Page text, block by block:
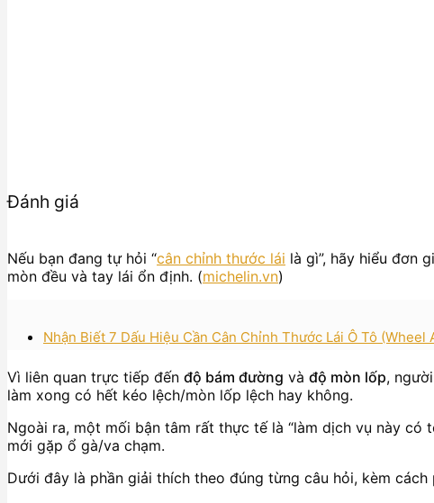
Đánh giá
Nếu bạn đang tự hỏi “cân chỉnh thước lái là gì”, hãy hiểu đơn
mòn đều và tay lái ổn định. (michelin.vn)
Nhận Biết 7 Dấu Hiệu Cần Cân Chỉnh Thước Lái Ô Tô
Vì liên quan trực tiếp đến độ bám đường và độ mòn lốp,
làm xong có hết kéo lệch/mòn lốp lệch hay không.
Ngoài ra, một mối bận tâm rất thực tế là “làm dịch vụ này có
mới gặp ổ gà/va chạm.
Dưới đây là phần giải thích theo đúng từng câu hỏi, kèm